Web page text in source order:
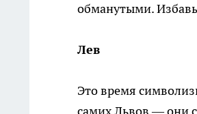
обманутыми.
Лев
Это время